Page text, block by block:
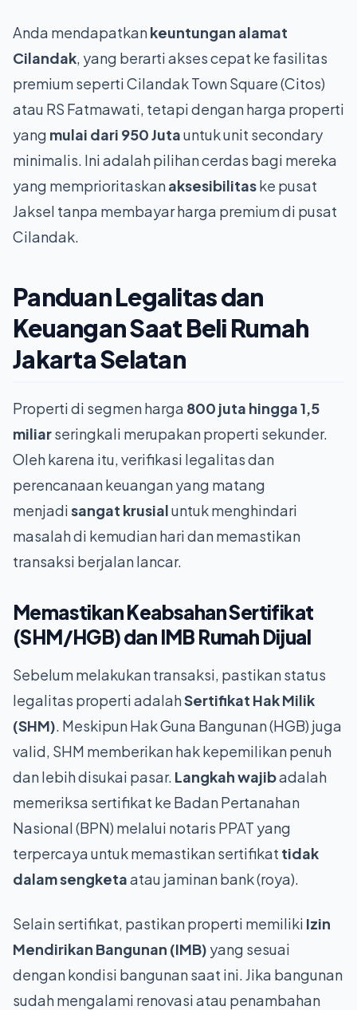
Anda mendapatkankeuntungan alamat
Cilandak, yang berarti akses cepat ke fasilitas
premium seperti Cilandak Town Square (Citos)
atau RS Fatmawati, tetapi dengan harga properti
yang mulai dari 950 Jutauntuk unit secondary
minimalis. Ini adalah pilihan cerdas bagi mereka
yang memprioritaskanaksesibilitaske pusat
Jaksel tanpa membayar harga premium di pusat
Cilandak.
Panduan Legalitas dan
Keuangan SaatBeli Rumah
Jakarta Selatan
Properti di segmen harga 800 juta hingga 1,5
miliarseringkali merupakan properti sekunder.
Oleh karena itu, verifikasi legalitas dan
perencanaan keuangan yang matang
menjadisangat krusialuntuk menghindari
masalah di kemudian hari dan memastikan
transaksi berjalan lancar.
Memastikan Keabsahan Sertifikat
(SHM/HGB) dan IMB Rumah Dijual
Sebelum melakukan transaksi, pastikan status
legalitas properti adalahSertifikat Hak Milik
(SHM). Meskipun Hak Guna Bangunan (HGB) juga
valid, SHM memberikan hak kepemilikan penuh
dan lebih disukai pasar. Langkah wajibadalah
memeriksa sertifikat ke Badan Pertanahan
Nasional (BPN) melalui notaris PPAT yang
terpercaya untuk memastikan sertifikat tidak
dalam sengketaatau jaminan bank (roya).
Selain sertifikat, pastikan properti memiliki Izin
Mendirikan Bangunan (IMB) yang sesuai
dengan kondisi bangunan saat ini. Jika bangunan
sudah mengalami renovasi atau penambahan